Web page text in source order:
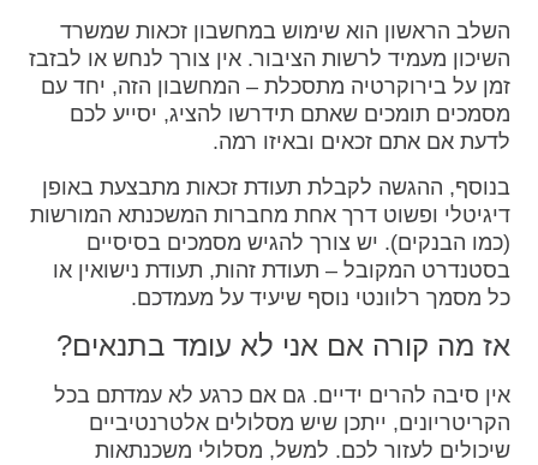
השלב הראשון הוא שימוש במחשבון זכאות שמשרד
השיכון מעמיד לרשות הציבור. אין צורך לנחש או לבזבז
זמן על בירוקרטיה מתסכלת – המחשבון הזה, יחד עם
מסמכים תומכים שאתם תידרשו להציג, יסייע לכם
לדעת אם אתם זכאים ובאיזו רמה.
בנוסף, ההגשה לקבלת תעודת זכאות מתבצעת באופן
דיגיטלי ופשוט דרך אחת מחברות המשכנתא המורשות
(כמו הבנקים). יש צורך להגיש מסמכים בסיסיים
בסטנדרט המקובל – תעודת זהות, תעודת נישואין או
כל מסמך רלוונטי נוסף שיעיד על מעמדכם.
אז מה קורה אם אני לא עומד בתנאים?
אין סיבה להרים ידיים. גם אם כרגע לא עמדתם בכל
הקריטריונים, ייתכן שיש מסלולים אלטרנטיביים
שיכולים לעזור לכם. למשל, מסלולי משכנתאות